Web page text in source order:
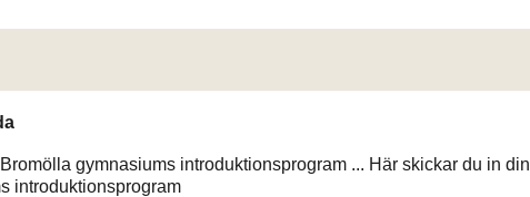
gymnasiums introduktionsprogram ... Här skickar du in din
introduktionsprogram